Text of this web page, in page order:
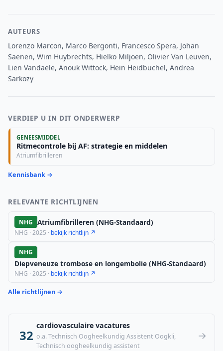
AUTEURS
Lorenzo Marcon, Marco Bergonti, Francesco Spera, Johan
Saenen, Wim Huybrechts, Hielko Miljoen, Olivier Van Leuven,
Lien Vandaele, Anouk Wittock, Hein Heidbuchel, Andrea
Sarkozy
VERDIEP U IN DIT ONDERWERP
GENEESMIDDEL
Ritmecontrole bij AF: strategie en middelen
Atriumfibrilleren
Kennisbank →
RELEVANTE RICHTLIJNEN
NHG Atriumfibrilleren (NHG-Standaard)
NHG · 2025 · bekijk richtlijn ↗
NHG
Diepveneuze trombose en longembolie (NHG-Standaard)
NHG · 2025 · bekijk richtlijn ↗
Alle richtlijnen →
32
cardiovasculaire vacatures
o.a. Technisch Oogheelkundig Assistent Oogkli,
Technisch oogheelkundig assistent
→